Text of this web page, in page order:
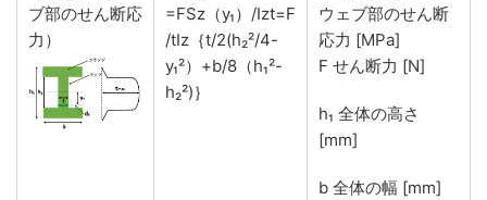
ブ部のせん断応
力）
=FSz（y₁）/Izt=F
/tIz｛t/2(h₂²/4-
y₁²）+b/8（h₁²-
h₂²)｝
ウェブ部のせん断
応力 [MPa]
F せん断力 [N]
h₁ 全体の高さ
[mm]
b 全体の幅 [mm]